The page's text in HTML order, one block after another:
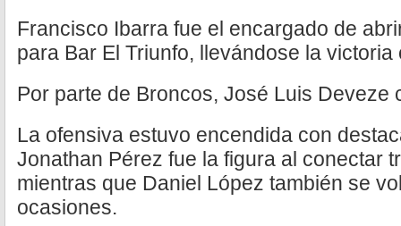
Francisco Ibarra fue el encargado de
para Bar El Triunfo, llevándose la
Por parte de Broncos, José Luis Deveze
La ofensiva estuvo encendida con
Jonathan Pérez fue la figura al conectar
mientras que Daniel López también se
ocasiones.